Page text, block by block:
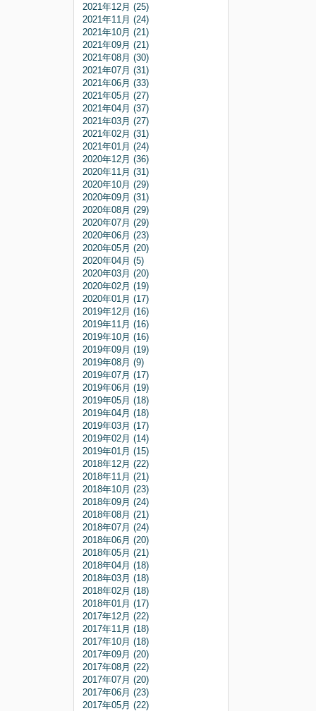
2021年12月 (25)
2021年11月 (24)
2021年10月 (21)
2021年09月 (21)
2021年08月 (30)
2021年07月 (31)
2021年06月 (33)
2021年05月 (27)
2021年04月 (37)
2021年03月 (27)
2021年02月 (31)
2021年01月 (24)
2020年12月 (36)
2020年11月 (31)
2020年10月 (29)
2020年09月 (31)
2020年08月 (29)
2020年07月 (29)
2020年06月 (23)
2020年05月 (20)
2020年04月 (5)
2020年03月 (20)
2020年02月 (19)
2020年01月 (17)
2019年12月 (16)
2019年11月 (16)
2019年10月 (16)
2019年09月 (19)
2019年08月 (9)
2019年07月 (17)
2019年06月 (19)
2019年05月 (18)
2019年04月 (18)
2019年03月 (17)
2019年02月 (14)
2019年01月 (15)
2018年12月 (22)
2018年11月 (21)
2018年10月 (23)
2018年09月 (24)
2018年08月 (21)
2018年07月 (24)
2018年06月 (20)
2018年05月 (21)
2018年04月 (18)
2018年03月 (18)
2018年02月 (18)
2018年01月 (17)
2017年12月 (22)
2017年11月 (18)
2017年10月 (18)
2017年09月 (20)
2017年08月 (22)
2017年07月 (20)
2017年06月 (23)
2017年05月 (22)